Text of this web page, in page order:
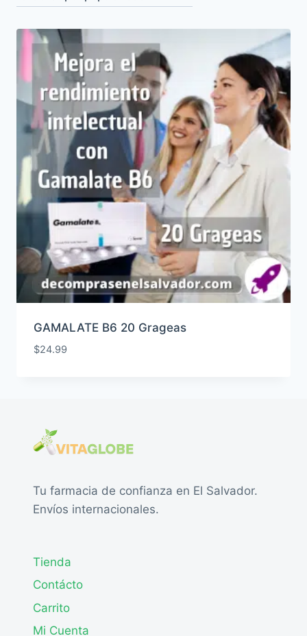
GAMALATE B6 20 Grageas
$24.99
Tu farmacia de confianza en El Salvador.
Envíos internacionales.
Tienda
Contácto
Carrito
Mi Cuenta